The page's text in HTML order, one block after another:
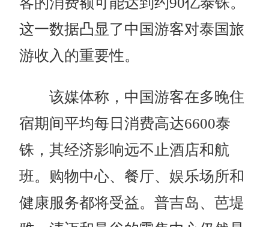
这一数据凸显了中国游客对泰国旅
游收入的重要性。
该媒体称，中国游客在多晚住
宿期间平均每日消费高达6600泰
铢，其经济影响远不止酒店和航
班。购物中心、餐厅、娱乐场所和
健康服务都将受益。普吉岛、芭堤